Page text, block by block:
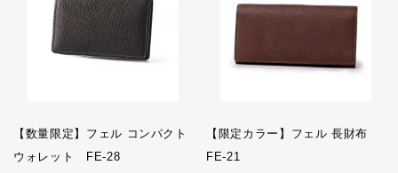
【数量限定】フェル コンパクト
ウォレット FE-28
【限定カラー】フェル 長財布
FE-21